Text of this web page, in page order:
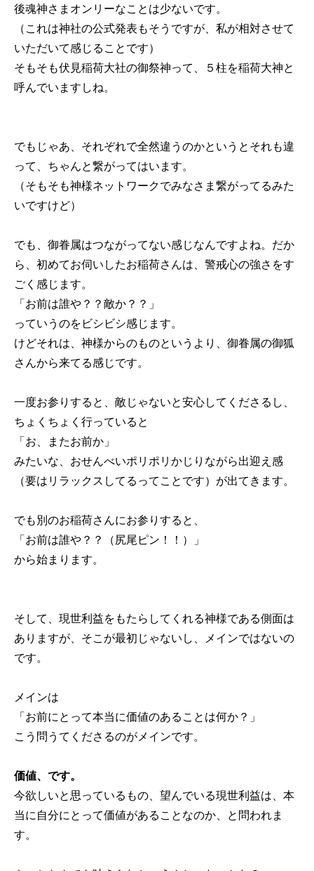
後魂神さまオンリーなことは少ないです。
（これは神社の公式発表もそうですが、私が相対させて
いただいて感じることです）
そもそも伏見稲荷大社の御祭神って、５柱を稲荷大神と
呼んでいますしね。
でもじゃあ、それぞれで全然違うのかというとそれも違
って、ちゃんと繋がってはいます。
（そもそも神様ネットワークでみなさま繋がってるみた
いですけど）
でも、御眷属はつながってない感じなんですよね。だか
ら、初めてお伺いしたお稲荷さんは、警戒心の強さをす
ごく感じます。
「お前は誰や？？敵か？？」
っていうのをビシビシ感じます。
けどそれは、神様からのものというより、御眷属の御狐
さんから来てる感じです。
一度お参りすると、敵じゃないと安心してくださるし、
ちょくちょく行っていると
「お、またお前か」
みたいな、おせんべいポリポリかじりながら出迎え感
（要はリラックスしてるってことです）が出てきます。
でも別のお稲荷さんにお参りすると、
「お前は誰や？？（尻尾ピン！！）」
から始まります。
そして、現世利益をもたらしてくれる神様である側面は
ありますが、そこが最初じゃないし、メインではないの
です。
メインは
「お前にとって本当に価値のあることは何か？」
こう問うてくださるのがメインです。
価値、です。
今欲しいと思っているもの、望んでいる現世利益は、本
当に自分にとって価値があることなのか、と問われま
す。